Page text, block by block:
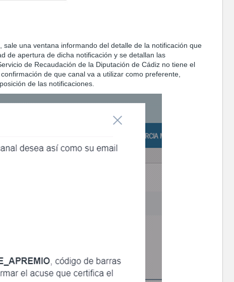
una ventana informando del detalle de la notificación que
de apertura de dicha notificación y se detallan las
de Recaudación de la Diputación de Cádiz no tiene el
de que canal va a utilizar como preferente,
de las notificaciones.